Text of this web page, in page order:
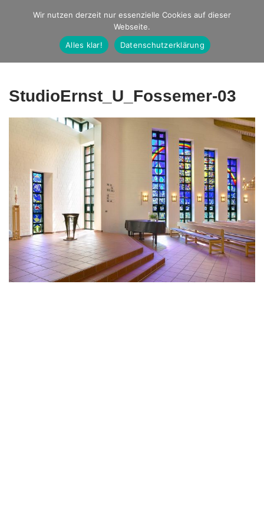
Studio Ernst
Fotografie
StudioErnst_U_Fossemer-03
Wir nutzen derzeit nur essenzielle Cookies auf dieser
Webseite.
Alles klar!
Datenschutzerklärung